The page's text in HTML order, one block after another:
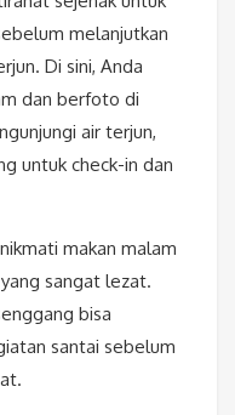
melanjutkan
Di sini, Anda
dan berfoto di
air terjun,
untuk check-in dan
makan malam
sangat lezat.
bisa
santai sebelum